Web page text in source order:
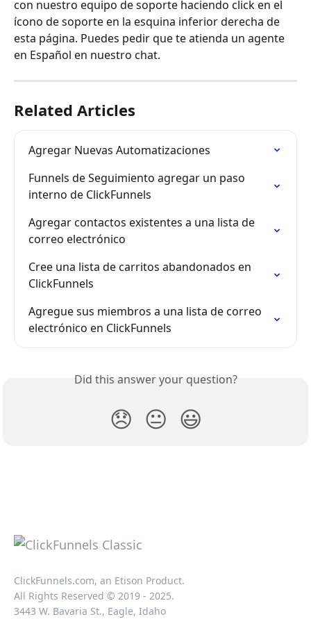
con nuestro equipo de soporte haciendo click en el
ícono de soporte en la esquina inferior derecha de
esta página. Puedes pedir que te atienda un agente
en Español en nuestro chat.
Related Articles
Agregar Nuevas Automatizaciones
Funnels de Seguimiento agregar un paso
interno de ClickFunnels
Agregar contactos existentes a una lista de
correo electrónico
Cree una lista de carritos abandonados en
ClickFunnels
Agregue sus miembros a una lista de correo
electrónico en ClickFunnels
Did this answer your question?
😞 😐 😃
ClickFunnels.com, an Etison Product.
All Rights Reserved © 2019 - 2025.
3443 W. Bavaria St., Eagle, Idaho